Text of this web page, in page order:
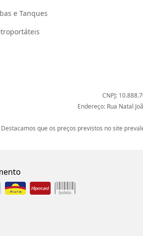
e Tanques
CNPJ:
Endereço: Rua Natal
Destacamos que os preços previstos no site